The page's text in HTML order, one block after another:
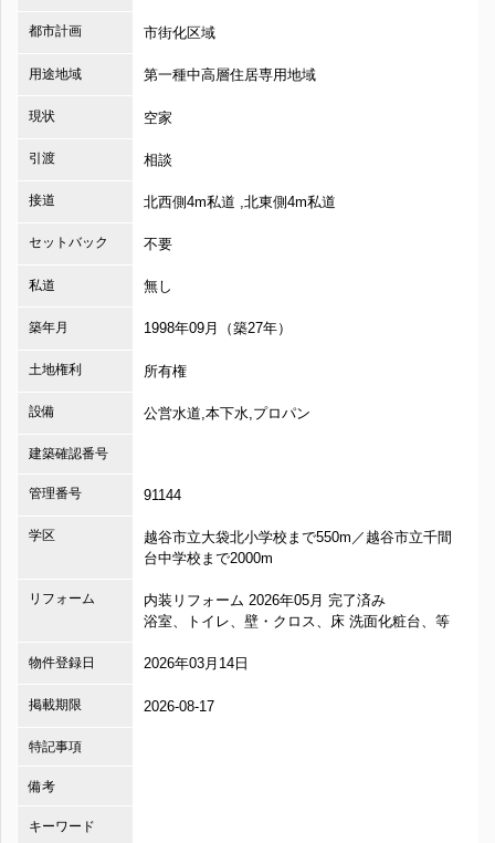
都市計画 市街化区域
用途地域 第一種中高層住居専用地域
現状 空家
引渡 相談
接道 北西側4m私道 ,北東側4m私道
セットバック 不要
私道 無し
築年月 1998年09月（築27年）
土地権利 所有権
設備 公営水道,本下水,プロパン
建築確認番号
管理番号 91144
学区
越谷市立大袋北小学校まで550m／越谷市立千間
台中学校まで2000m
リフォーム
内装リフォーム 2026年05月 完了済み
浴室、トイレ、壁・クロス、床 洗面化粧台、等
物件登録日 2026年03月14日
掲載期限 2026-08-17
特記事項
備考
キーワード